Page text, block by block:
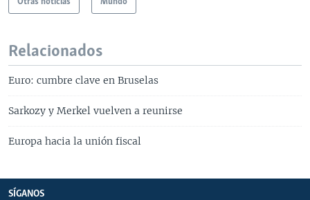
Relacionados
Euro: cumbre clave en Bruselas
Sarkozy y Merkel vuelven a reunirse
Europa hacia la unión fiscal
SÍGANOS